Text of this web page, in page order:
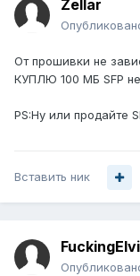
Zellar
От прошивки не
КУПЛЮ 100 МБ SFP
PS:Ну или продайте
Вставить ник